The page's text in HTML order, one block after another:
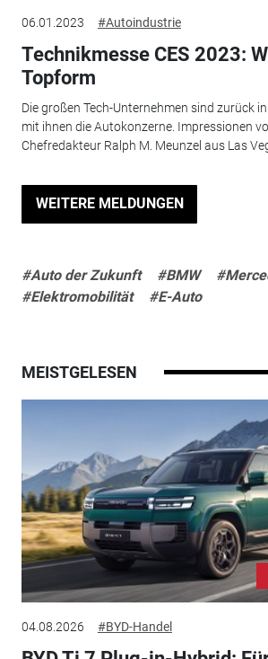
06.01.2023 #Autoindustrie
Technikmesse CES 2023:
Topform
Die großen Tech-Unternehmen sind zurück
mit ihnen die Autokonzerne. Impressionen
Chefredakteur Ralph M. Meunzel aus Las
WEITERE MELDUNGEN
#Auto der Zukunft #BMW
#Elektromobilität
#E-Auto
MEISTGELESEN
04.08.2026 #BYD-Handel